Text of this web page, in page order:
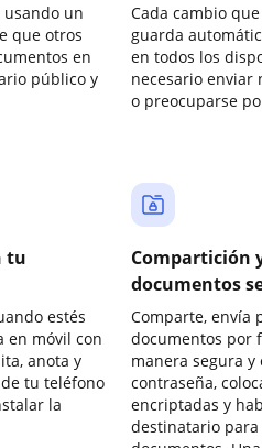
un
que otros
en
público y
Cada cambio
guarda
en todos los
necesario enviar
o preocuparse
tu
estés
en móvil con
anota y
tu teléfono
la
Compartición
documentos
Comparte, envía
documentos por
manera segura y
contraseña,
encriptadas y
destinatario